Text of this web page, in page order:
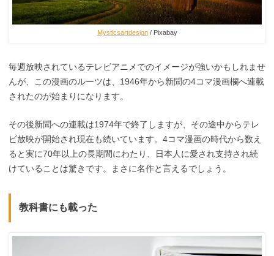
Mysticsartdesign/ Pixabay
毎週放映されているテレビアニメでのイメージが強いかもしれませ
んが、この漫画のルーツは、1946年から新聞の4コマ漫画欄へ連載
されたのが始まりになります。
その後新聞への連載は1974年で終了しますが、その途中からテレ
ビ放映が開始され現在も続いています。4コマ漫画の時代から数え
ると実に70年以上の長期間にわたり、日本人に愛され支持され続
けていることは驚きです。まさに名作と言えるでしょう。
教科書にも載った